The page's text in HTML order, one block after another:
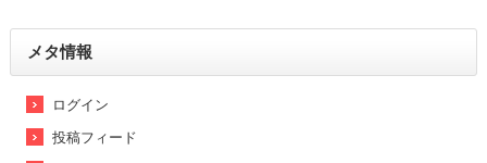
メタ情報
ログイン
投稿フィード